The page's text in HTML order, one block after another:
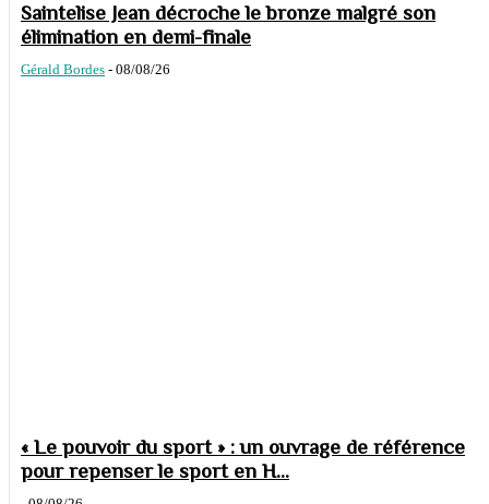
Saintelise Jean décroche le bronze malgré son
élimination en demi-finale
Gérald Bordes - 08/08/26
« Le pouvoir du sport » : un ouvrage de référence
pour repenser le sport en H...